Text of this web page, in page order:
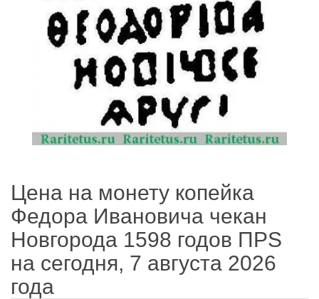
Цена на монету копейка
Федора Ивановича чекан
Новгорода 1598 годов ПРS
на сегодня, 7 августа 2026
года